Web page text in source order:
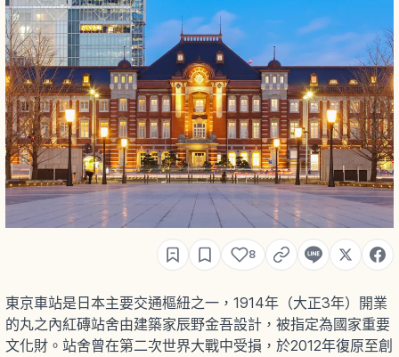
8
東京車站是日本主要交通樞紐之一，1914年（大正3年）開業
的丸之內紅磚站舍由建築家辰野金吾設計，被指定為國家重要
文化財。站舍曾在第二次世界大戰中受損，於2012年復原至創